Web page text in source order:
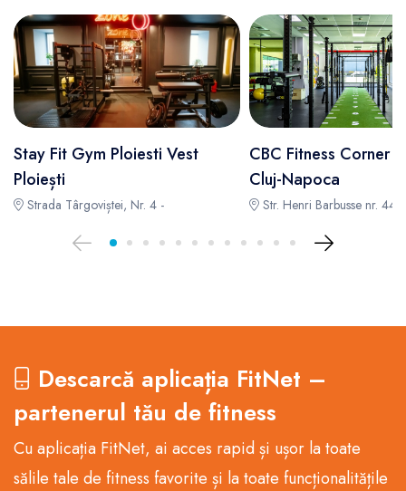
Stay Fit Gym Ploiesti Vest
Ploiești
Strada Târgoviștei, Nr. 4 -
CBC Fitness Corner
Cluj-Napoca
Str. Henri Barbusse nr. 44-
Descarcă aplicația FitNet –
partenerul tău de fitness
Cu aplicația FitNet, ai acces rapid și ușor la toate
sălile tale de fitness favorite și la toate funcționalitățile